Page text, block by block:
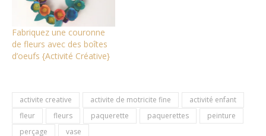
Fabriquez une couronne
de fleurs avec des boîtes
d’oeufs {Activité Créative}
activite creative activite de motricite fine
activité enfant
fleur
fleurs paquerette paquerettes
peinture
perçage
vase